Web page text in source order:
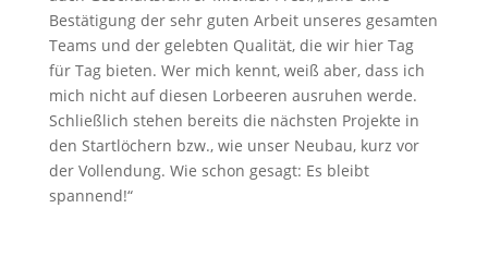
Bestätigung der sehr guten Arbeit unseres gesamten
Teams und der gelebten Qualität, die wir hier Tag
für Tag bieten. Wer mich kennt, weiß aber, dass ich
mich nicht auf diesen Lorbeeren ausruhen werde.
Schließlich stehen bereits die nächsten Projekte in
den Startlöchern bzw., wie unser Neubau, kurz vor
der Vollendung. Wie schon gesagt: Es bleibt
spannend!“